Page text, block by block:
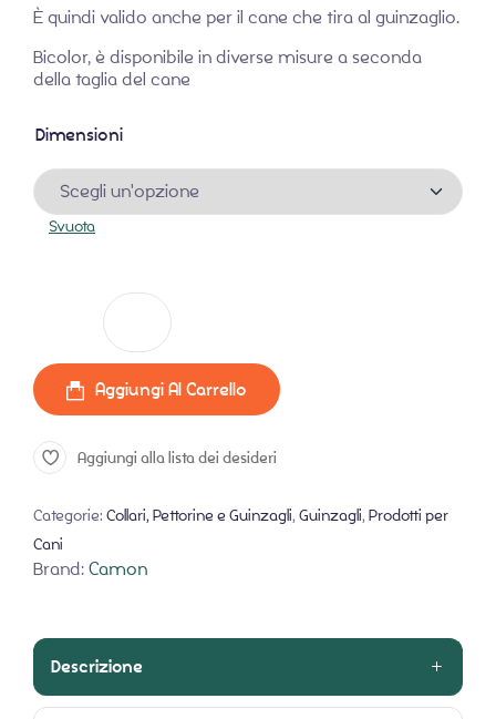
È quindi valido anche per il cane che tira al guinzaglio.
Bicolor, è disponibile in diverse misure a seconda
della taglia del cane
Dimensioni
Svuota
Aggiungi Al Carrello
Aggiungi alla lista dei desideri
Categorie: Collari, Pettorine e Guinzagli, Guinzagli, Prodotti per
Cani
Brand:Camon
Descrizione